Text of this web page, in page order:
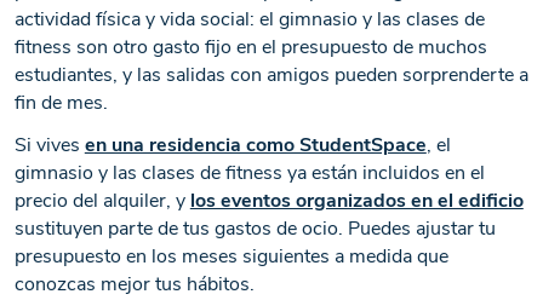
actividad física y vida social: el gimnasio y las clases de
fitness son otro gasto fijo en el presupuesto de muchos
estudiantes, y las salidas con amigos pueden sorprenderte a
fin de mes.
Si vives en una residencia como StudentSpace, el
gimnasio y las clases de fitness ya están incluidos en el
precio del alquiler, y los eventos organizados en el edificio
sustituyen parte de tus gastos de ocio. Puedes ajustar tu
presupuesto en los meses siguientes a medida que
conozcas mejor tus hábitos.